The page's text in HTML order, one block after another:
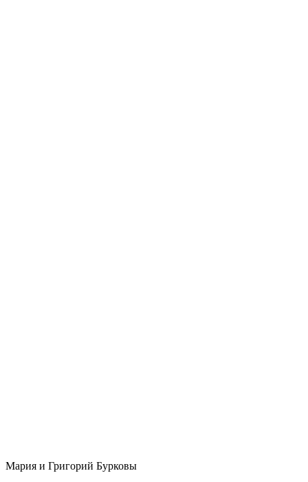
Мария и Григорий Бурковы